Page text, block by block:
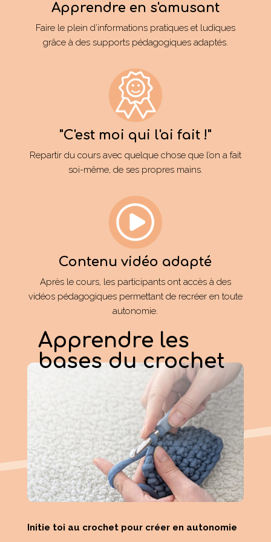
Apprendre en s'amusant
Faire le plein d’informations pratiques et ludiques
grâce à des supports pédagogiques adaptés.
"C'est moi qui l'ai fait !"
Repartir du cours avec quelque chose que l’on a fait
soi-même, de ses propres mains.
Contenu vidéo adapté
Après le cours, les participants ont accès à des
vidéos pédagogiques permettant de recréer en toute
autonomie.
Apprendre les
bases du crochet
Initie toi au crochet pour créer en autonomie